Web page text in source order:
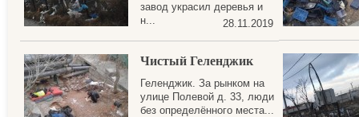
завод украсил деревья и
н...
28.11.2019
Чистый Геленджик
Геленджик. За рынком на
улице Полевой д. 33, люди
без определённого места...